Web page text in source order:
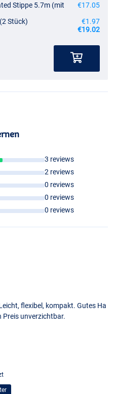
Stippe 5.7m (mit
€17.05
Stück)
€1.97
€19.02
3 reviews
2 reviews
0 reviews
0 reviews
0 reviews
flexibel, kompakt. Gutes Ha
Preis unverzichtbar.